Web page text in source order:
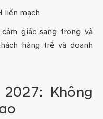
liền mạch
giác sang trọng và
hàng trẻ và doanh
Không